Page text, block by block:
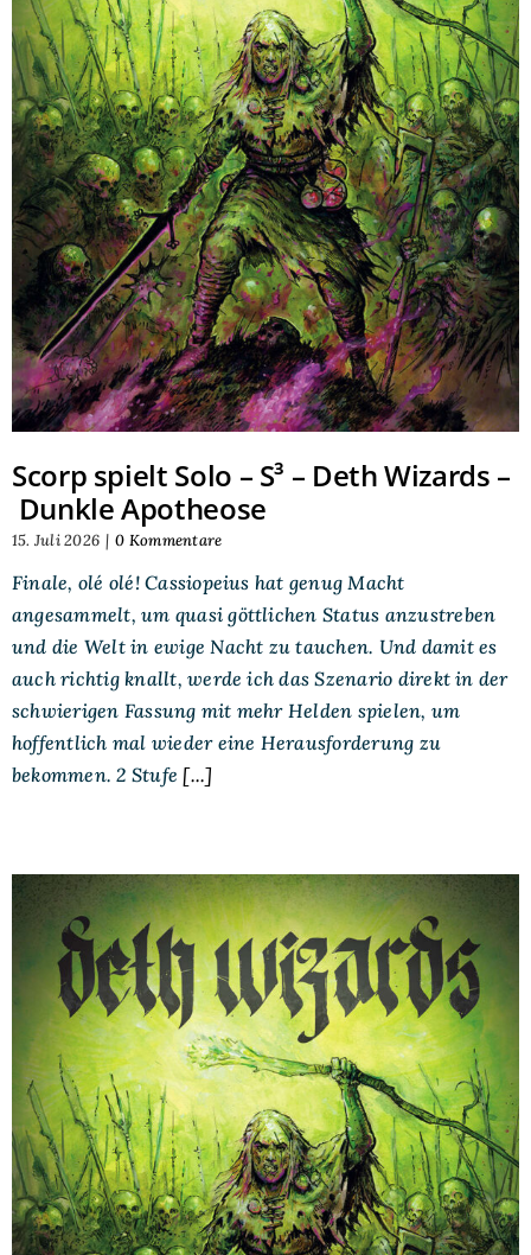
Scorp spielt Solo – S³ – Deth Wizards –
Dunkle Apotheose
15. Juli 2026 | 0 Kommentare
Finale, olé olé! Cassiopeius hat genug Macht
angesammelt, um quasi göttlichen Status anzustreben
und die Welt in ewige Nacht zu tauchen. Und damit es
auch richtig knallt, werde ich das Szenario direkt in der
schwierigen Fassung mit mehr Helden spielen, um
hoffentlich mal wieder eine Herausforderung zu
bekommen. 2 Stufe [...]